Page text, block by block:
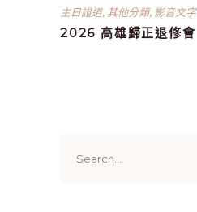
主日證道, 其他分類, 影音文字
2026 高雄歸正退修會
for: